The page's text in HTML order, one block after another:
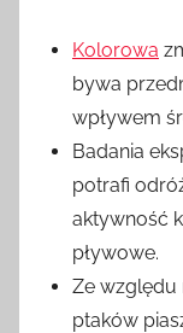
Kolorowa
bywa
wpływem
Badania
potrafi
aktywność
pływowe.
Ze względu
ptaków